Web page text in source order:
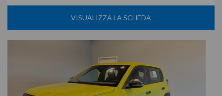
VISUALIZZA LA SCHEDA